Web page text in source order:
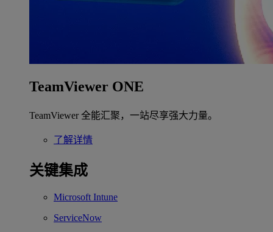
TeamViewer ONE
TeamViewer 全能汇聚，一站尽享强大力量。
了解详情
关键集成
Microsoft Intune
ServiceNow